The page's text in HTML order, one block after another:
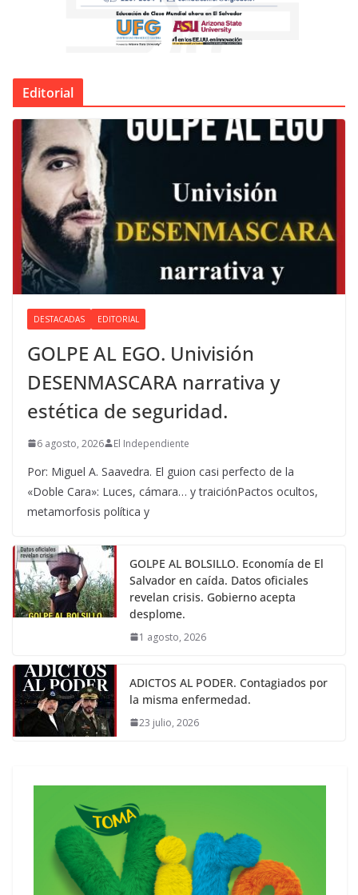
Editorial
DESTACADAS EDITORIAL
GOLPE AL EGO. Univisión
DESENMASCARA narrativa y
estética de seguridad.
6 agosto, 2026 El Independiente
Por: Miguel A. Saavedra. El guion casi perfecto de la
«Doble Cara»: Luces, cámara… y traiciónPactos ocultos,
metamorfosis política y
GOLPE AL BOLSILLO. Economía de El
Salvador en caída. Datos oficiales
revelan crisis. Gobierno acepta
desplome.
1 agosto, 2026
ADICTOS AL PODER. Contagiados por
la misma enfermedad.
23 julio, 2026